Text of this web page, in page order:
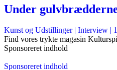
Under
Kunst og Udstillinger| Interview |
Find vores trykte magasin
Sponsoreret indhold
Sponsoreret indhold